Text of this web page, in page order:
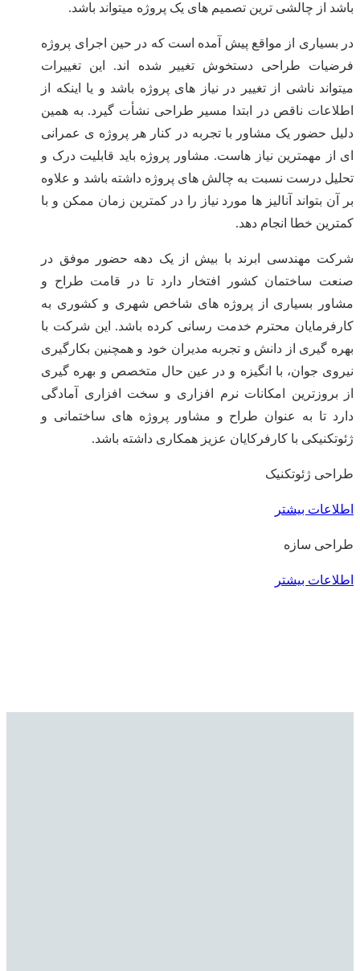
باشد از چالشی ترین تصمیم های یک پروژه میتواند باشد.
در بسیاری از مواقع پیش آمده است که در حین اجرای پروژه
فرضیات طراحی دستخوش تغییر شده اند. این تغییرات
میتواند ناشی از تغییر در نیاز های پروژه باشد و یا اینکه از
اطلاعات ناقص در ابتدا مسیر طراحی نشأت گیرد. به همین
دلیل حضور یک مشاور با تجربه در کنار هر پروژه ی عمرانی
ای از مهمترین نیاز هاست. مشاور پروژه باید قابلیت درک و
تحلیل درست نسبت به چالش های پروژه داشته باشد و علاوه
بر آن بتواند آنالیز ها مورد نیاز را در کمترین زمان ممکن و با
کمترین خطا انجام دهد.
شرکت مهندسی ابرند با بیش از یک دهه حضور موفق در
صنعت ساختمان کشور افتخار دارد تا در قامت طراح و
مشاور بسیاری از پروژه های شاخص شهری و کشوری به
کارفرمایان محترم خدمت رسانی کرده باشد. این شرکت با
بهره گیری از دانش و تجربه مدیران خود و همچنین بکارگیری
نیروی جوان، با انگیزه و در عین حال متخصص و بهره گیری
از بروزترین امکانات نرم افزاری و سخت افزاری آمادگی
دارد تا به عنوان طراح و مشاور پروژه های ساختمانی و
ژئوتکنیکی با کارفرکایان عزیز همکاری داشته باشد.
طراحی ژئوتکنیک
اطلاعات بیشتر
طراحی سازه
اطلاعات بیشتر